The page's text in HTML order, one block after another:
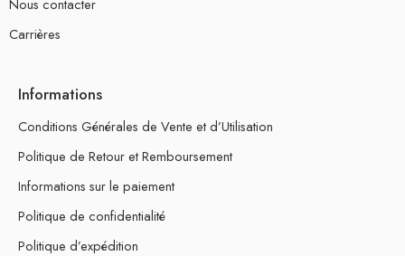
Nous contacter
Carrières
Informations
Conditions Générales de Vente et d’Utilisation
Politique de Retour et Remboursement
Informations sur le paiement
Politique de confidentialité
Politique d’expédition